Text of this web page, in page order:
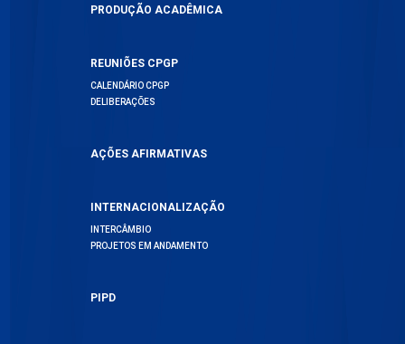
PRODUÇÃO ACADÊMICA
REUNIÕES CPGP
CALENDÁRIO CPGP
DELIBERAÇÕES
AÇÕES AFIRMATIVAS
INTERNACIONALIZAÇÃO
INTERCÂMBIO
PROJETOS EM ANDAMENTO
PIPD